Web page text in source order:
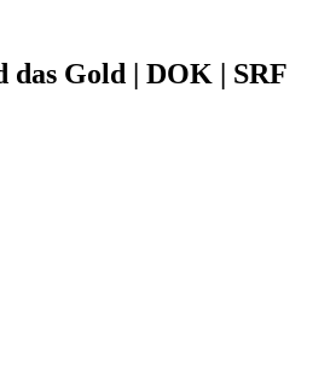
das Gold | DOK | SRF